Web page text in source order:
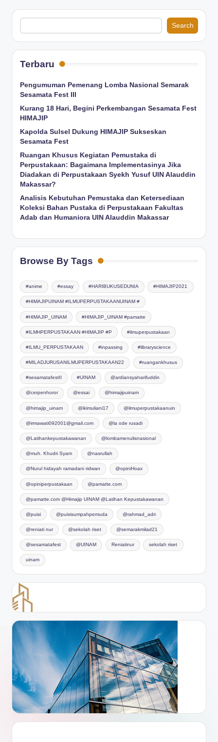
Search
Terbaru
Pengumuman Pemenang Lomba Nasional Semarak
Sesamata Fest III
Kurang 18 Hari, Begini Perkembangan Sesamata Fest
HIMAJIP
Kapolda Sulsel Dukung HIMAJIP Sukseskan
Sesamata Fest
Ruangan Khusus Kegiatan Pemustaka di
Perpustakaan: Bagaimana Implementasinya Jika
Diadakan di Perpustakaan Syekh Yusuf UIN Alauddin
Makassar?
Analisis Kebutuhan Pemustaka dan Ketersediaan
Koleksi Bahan Pustaka di Perpustakaan Fakultas
Adab dan Humaniora UIN Alauddin Makassar
Browse By Tags
#anime #essay #HARIBUKUSEDUNIA #HIMAJIP2021
#HIMAJIPUINAM #ILMUPERPUSTAKAANUINAM #
#HIMAJIP_UINAM #HIMAJIP_UINAM #pamatte
#ILMHPERPUSTAKAAN #HIMAJIP #P #ilmuperpustakaan
#ILMU_PERPUSTAKAAN #inpassing #libraryscience
#MILADJURUSANILMUPERPUSTAKAAN22 #ruangankhusus
#sesamatafestII #UINAM @ardiansyaharifuddin
@cerpenhoror @essai @himajipuinam
@himajip_uinam @ikimuliani17 @ilmuperpustakaanuin
@irmawati092001@gmail.com @la ode rusadi
@Latihankepustakawanan @lombamenulisnasional
@muh. Khudri Syam @nasrullah
@Nurul hidayah ramadani ridwan @opiniHoax
@opiniperpustakaan @pamatte.com
@pamatte.com @Himajip UINAM @Latihan Kepustakawanan
@puisi @puisisumpahpemuda @rahmad_adri
@reniati nur @sekolah riset @semarakmilad21
@sesamatafest @UINAM Reniatinur sekolah riset
uinam